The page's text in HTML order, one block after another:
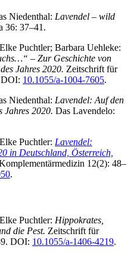
Niedenthal: Lavendel – wild
36: 37–41.
Puchtler; Barbara Uehleke:
– Zur Geschichte von
Jahres 2020. Zeitschrift für
DOI: 10.1055/a-1004-7605.
Niedenthal: Lavendel: Auf den
Jahres 2020. Das Lavendelo:
Puchtler: Lavendel:
in Deutschland, Österreich,
12(2): 48–
.
Puchtler: Hippokrates,
die Pest. Zeitschrift für
DOI: 10.1055/a-1406-4219.